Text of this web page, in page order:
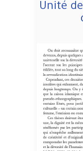
Unité